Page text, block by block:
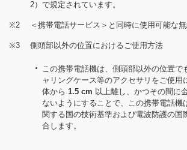
2）で規定されています。
※2 ＜携帯電話サービス＞と同時に使用可能な無
※3 側頭部以外の位置におけるご使用方法
この携帯電話機は、側頭部以外の位置で
ャリングケース等のアクセサリをご使用
体から 1.5 cm 以上離し、かつその間に
ないようにすることで、この携帯電話機
関する国の技術基準および電波防護の国
合します。